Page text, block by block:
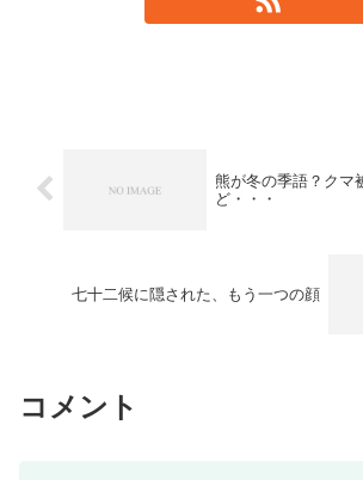
熊が冬の季語？クマ
ど・・・
七十二候に隠された、もう一つの顔
コメント